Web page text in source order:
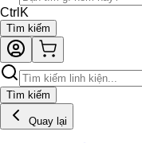
Ctrl K
Tìm kiếm
Tìm kiếm
Quay lại